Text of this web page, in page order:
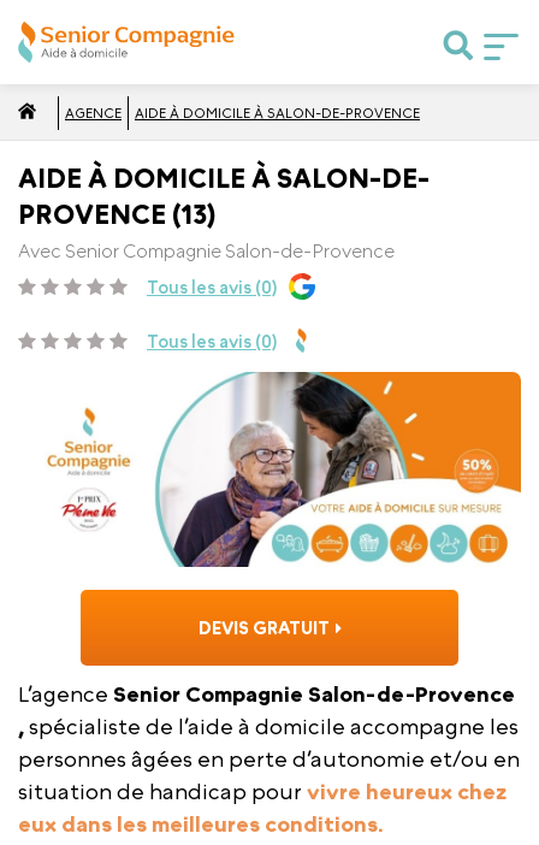
AGENCE AIDE À DOMICILE À SALON-DE-PROVENCE
AIDE À DOMICILE À SALON-DE-
PROVENCE (13)
Avec Senior Compagnie Salon-de-Provence
Tous les avis (0)
Tous les avis (0)
DEVIS GRATUIT
L’agence Senior Compagnie Salon-de-Provence
,spécialiste de l’aide à domicile accompagne les
personnes âgées en perte d’autonomie et/ou en
situation de handicap pour vivre heureux chez
eux dans les meilleures conditions.